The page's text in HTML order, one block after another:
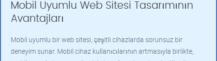
Mobil Uyumlu Web Sitesi Tasarımının
Avantajları
Mobil uyumlu bir web sitesi, çeşitli cihazlarda sorunsuz bir
deneyim sunar. Mobil cihaz kullanıcılarının artmasıyla birlikte,